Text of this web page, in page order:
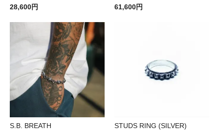
28,600円
61,600円
S.B. BREATH
STUDS RING (SILVER)